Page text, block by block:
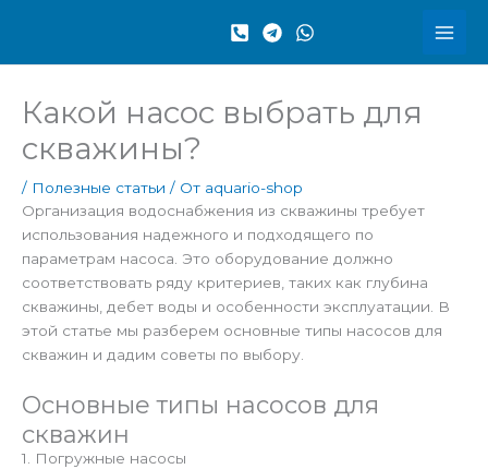
Какой насос выбрать для
скважины?
/ Полезные статьи / От aquario-shop
Организация водоснабжения из скважины требует
использования надежного и подходящего по
параметрам насоса. Это оборудование должно
соответствовать ряду критериев, таких как глубина
скважины, дебет воды и особенности эксплуатации. В
этой статье мы разберем основные типы насосов для
скважин и дадим советы по выбору.
Основные типы насосов для
скважин
1. Погружные насосы